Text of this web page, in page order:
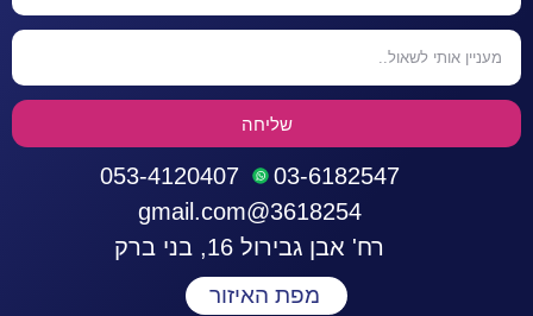
שליחה
03-6182547
053-4120407
3618254@gmail.com
רח' אבן גבירול 16, בני ברק
מפת האיזור